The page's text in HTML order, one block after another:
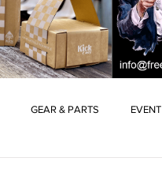
GEAR & PARTS EVENT